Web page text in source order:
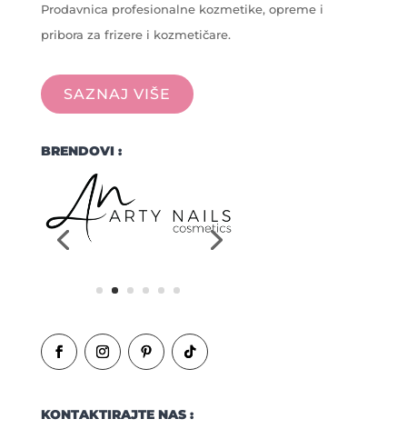
Prodavnica profesionalne kozmetike, opreme i
pribora za frizere i kozmetičare.
SAZNAJ VIŠE
BRENDOVI :
KONTAKTIRAJTE NAS :